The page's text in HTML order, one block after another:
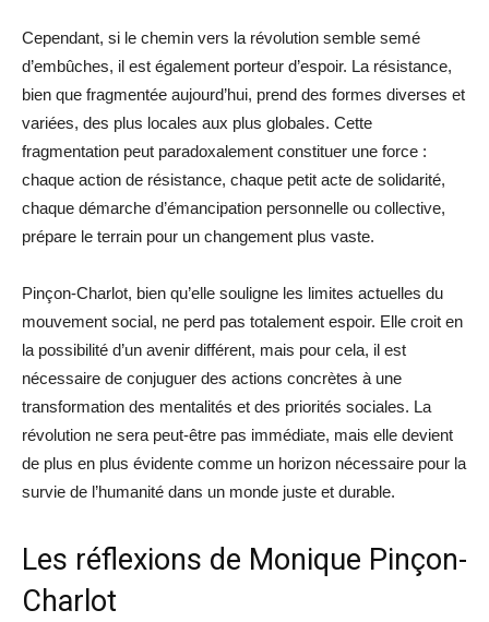
Cependant, si le chemin vers la révolution semble semé
d’embûches, il est également porteur d’espoir. La résistance,
bien que fragmentée aujourd’hui, prend des formes diverses et
variées, des plus locales aux plus globales. Cette
fragmentation peut paradoxalement constituer une force :
chaque action de résistance, chaque petit acte de solidarité,
chaque démarche d’émancipation personnelle ou collective,
prépare le terrain pour un changement plus vaste.
Pinçon-Charlot, bien qu’elle souligne les limites actuelles du
mouvement social, ne perd pas totalement espoir. Elle croit en
la possibilité d’un avenir différent, mais pour cela, il est
nécessaire de conjuguer des actions concrètes à une
transformation des mentalités et des priorités sociales. La
révolution ne sera peut-être pas immédiate, mais elle devient
de plus en plus évidente comme un horizon nécessaire pour la
survie de l’humanité dans un monde juste et durable.
Les réflexions de Monique Pinçon-
Charlot